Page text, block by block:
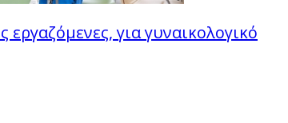
για γυναικολογικό